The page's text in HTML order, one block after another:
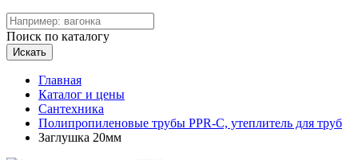
Поиск по каталогу
Искать
Главная
Каталог и цены
Сантехника
Полипропиленовые трубы PPR-C, утеплитель для труб
Заглушка 20мм